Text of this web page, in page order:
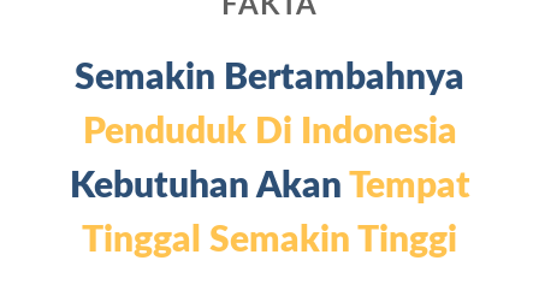
FAKTA
Semakin Bertambahnya
Penduduk Di Indonesia
Kebutuhan Akan Tempat
Tinggal Semakin Tinggi